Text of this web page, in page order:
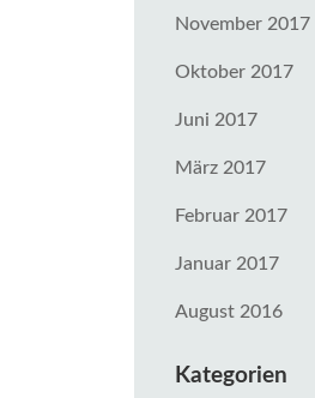
November 2017
Oktober 2017
Juni 2017
März 2017
Februar 2017
Januar 2017
August 2016
Kategorien